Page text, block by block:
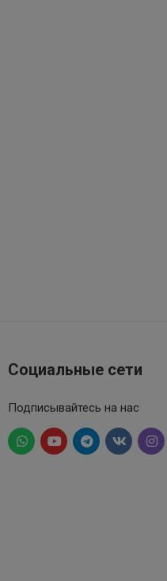
Социальные сети
Подписывайтесь на нас